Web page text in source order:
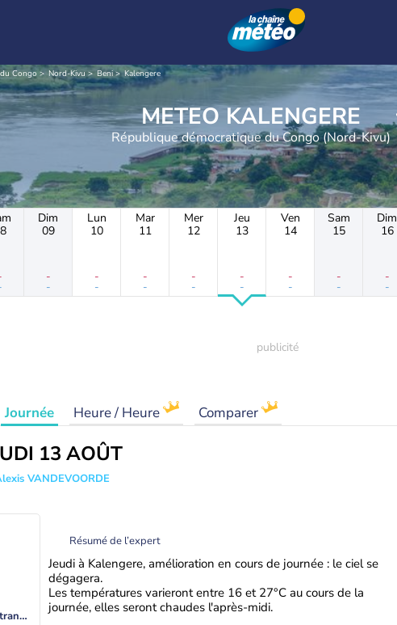
Congo Nord-Kivu Beni Kalengere
METEO KALENGERE
République démocratique du Congo (Nord-Kivu)
Dim
09
-
-
Lun
10
-
-
Mar
11
-
-
Mer
12
-
-
Jeu
13
-
-
Ven
14
-
-
Sam
15
-
-
Dim
16
-
-
Journée Heure / Heure Comparer
13 AOÛT
VANDEVOORDE
Actualités Météo à l'étranger
Résumé de l’expert
Jeudi à Kalengere, amélioration en cours de journée : le ciel se
dégagera.
Les températures varieront entre 16 et 27°C au cours de la
journée, elles seront chaudes l'après-midi.